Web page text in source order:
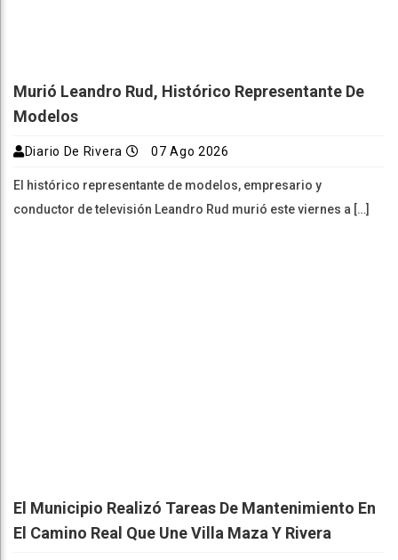
Murió Leandro Rud, Histórico Representante De
Modelos
Diario De Rivera 07 Ago 2026
El histórico representante de modelos, empresario y
conductor de televisión Leandro Rud murió este viernes a […]
El Municipio Realizó Tareas De Mantenimiento En
El Camino Real Que Une Villa Maza Y Rivera